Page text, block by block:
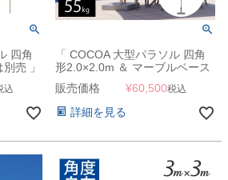
四角
売 」
込
「 COCOA 大型パラソル 四角
形2.0×2.0m ＆ マーブルベース
55kg セット 」
販売価格 ¥60,500税込
詳細を見る